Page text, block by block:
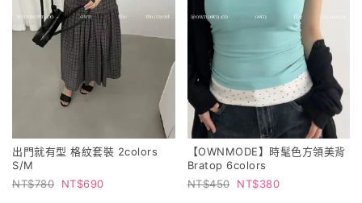
出門就有型 格紋套裝 2colors
S/M
780
690
【OWNMODE】時髦色方領美背
Bratop 6colors
450
380